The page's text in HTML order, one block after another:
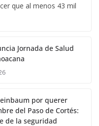
que al menos 43 mil
Jornada de Salud
por querer
del Paso de Cortés:
de la seguridad